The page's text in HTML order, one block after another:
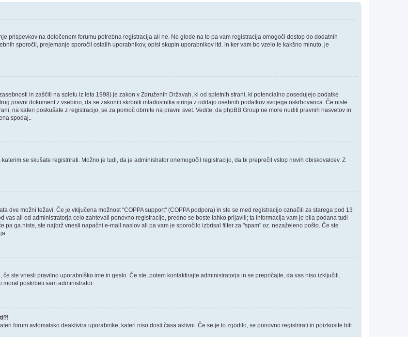
prispevkov na določenem forumu potrebna registracija ali ne. Ne glede na to pa vam registracija omogoči dostop do dodatnih
sporočil, prejemanje sporočil ostalih uporabnikov, opisi skupin uporabnikov itd. in ker vam bo vzelo le kakšno minuto, je
in zaščiti na spletu iz leta 1998) je zakon v Združenih Državah, ki od spletnih strani, ki potencialno posedujejo podatke
pravni dokument z vsebino, da se zakoniti skrbnik mladostnika strinja z oddajo osebnih podatkov svojega oskrbovanca. Če niste
na kateri poskušate z registracijo, se za pomoč obrnite na pravni svet. Vedite, da phpBB Group ne more nuditi pravnih nasvetov in
spodaj..
se skušate registrirati. Možno je tudi, da je administrator onemogočil registracijo, da bi preprečil vstop novih obiskovalcev. Z
dve možni težavi. Če je vključena možnost "COPPA support" (COPPA podpora) in ste se med registracijo označili za starega pod 13
vas ali od administratorja celo zahtevali ponovno registracijo, predno se boste lahko prijavili; ta informacija vam je bila podana tudi
ga niste, ste najbrž vnesli napačni e-mail naslov ali pa vam je sporočilo izbrisal filter za "spam" oz. nezaželeno pošto. Če ste
ste vnesli pravilno uporabniško ime in geslo. Če ste, potem kontaktirajte administratorja in se prepričajte, da vas niso izključili.
poskrbeti sam administrator.
forum avtomatsko deaktivira uporabnike, kateri niso dosti časa aktivni. Če se je to zgodilo, se ponovno registrirati in poizkusite biti